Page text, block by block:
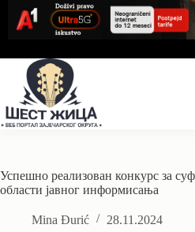
content
Успешно реализован конкурс за
области јавног информисања
Mina Đurić 28.11.2024